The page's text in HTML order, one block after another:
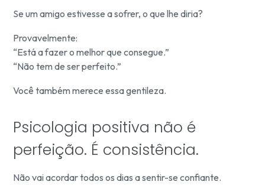
Se um amigo estivesse a sofrer, o que lhe diria?
Provavelmente:
“Está a fazer o melhor que consegue.”
“Não tem de ser perfeito.”
Você também merece essa gentileza.
Psicologia positiva não é
perfeição. É consistência.
Não vai acordar todos os dias a sentir-se confiante.